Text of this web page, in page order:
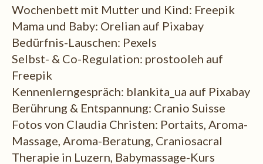
Wochenbett mit Mutter und Kind: Freepik
Mama und Baby: Orelian auf Pixabay
Bedürfnis-Lauschen: Pexels
Selbst- & Co-Regulation: prostooleh auf
Freepik
Kennenlerngespräch: blankita_ua auf Pixabay
Berührung & Entspannung: Cranio Suisse
Fotos von Claudia Christen: Portaits, Aroma-
Massage, Aroma-Beratung, Craniosacral
Therapie in Luzern, Babymassage-Kurs